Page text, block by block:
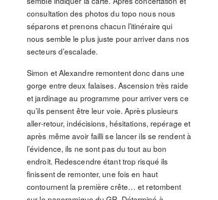
consultation des photos du topo nous nous
séparons et prenons chacun l’itinéraire qui
nous semble le plus juste pour arriver dans nos
secteurs d’escalade.
Simon et Alexandre remontent donc dans une
gorge entre deux falaises. Ascension très raide
et jardinage au programme pour arriver vers ce
qu’ils pensent être leur voie. Après plusieurs
aller-retour, indécisions, hésitations, repérage et
après même avoir failli se lancer ils se rendent à
l’évidence, ils ne sont pas du tout au bon
endroit. Redescendre étant trop risqué ils
finissent de remonter, une fois en haut
contournent la première crête… et retombent